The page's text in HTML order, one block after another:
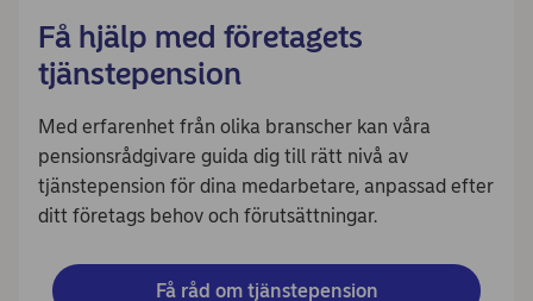
Få hjälp med företagets
tjänstepension
Med erfarenhet från olika branscher kan våra
pensionsrådgivare guida dig till rätt nivå av
tjänstepension för dina medarbetare, anpassad efter
ditt företags behov och förutsättningar.
Få råd om tjänstepension